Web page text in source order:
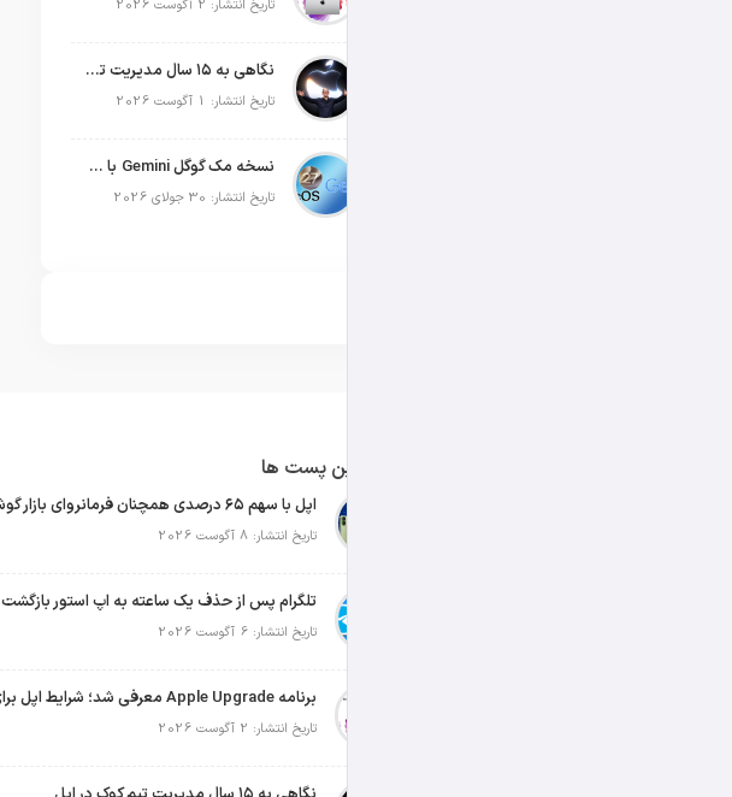
تاریخ انتشار: 2 آگوست 2026
نگاهی به ۱۵ سال مدیریت تیم کوک در اپل
تاریخ انتشار: 1 آگوست 2026
نسخه مک گوگل Gemini با قابلیت تحلیل صفحه و دستورات صوتی در به‌روزرسانی جدید
تاریخ انتشار: 30 جولای 2026
آخرین پست ها
تاریخ انتشار: 8 آگوست 2026
تلگرام پس از حذف یک ساعته به اپ استور بازگشت
تاریخ انتشار: 6 آگوست 2026
تاریخ انتشار: 2 آگوست 2026